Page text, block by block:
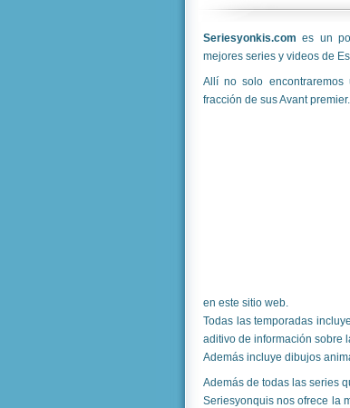
Seriesyonkis.comes un
mejores series y videos de
Allí no solo
fracción de sus Avant premier.
en este sitio web.
Todas las temporadas
aditivo de información sobre
Además incluye dibujos
Además de todas las series
Seriesyonquis nos ofrece la